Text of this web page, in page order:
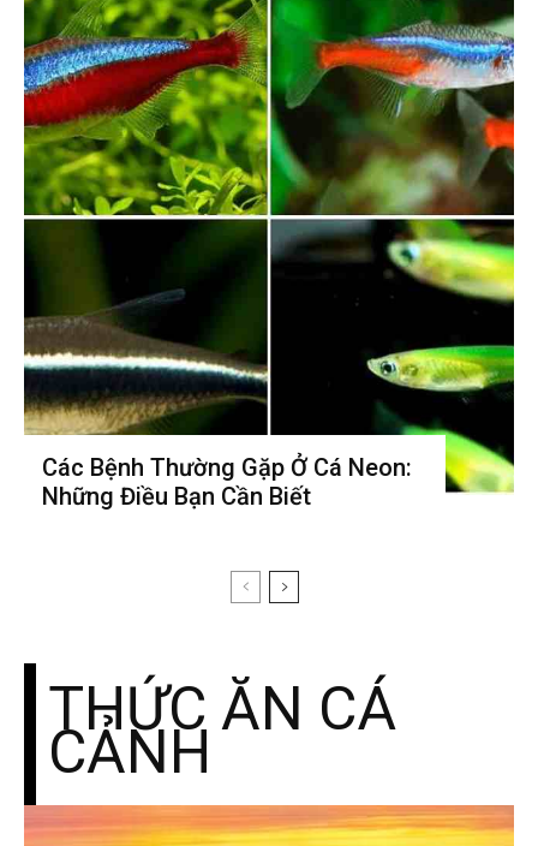
Các Bệnh Thường Gặp Ở Cá Neon:
Những Điều Bạn Cần Biết
THỨC ĂN CÁ
CẢNH